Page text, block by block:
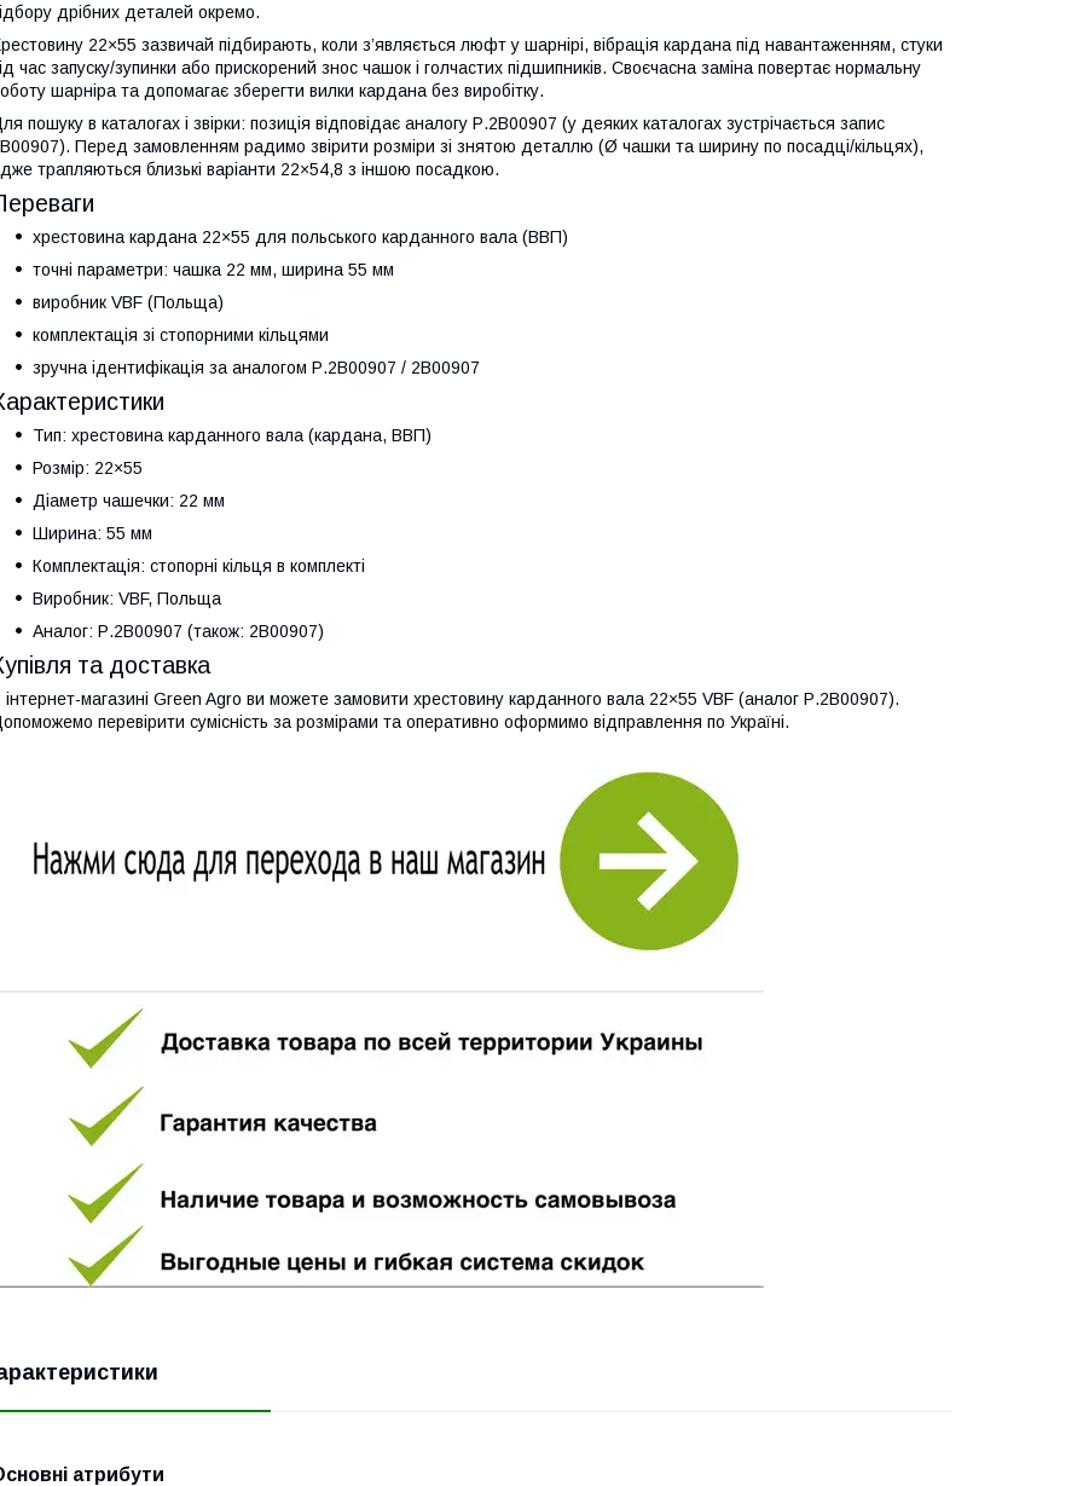
дрібних деталей окремо.
22×55 зазвичай підбирають, коли з’являється люфт у шарнірі, вібрація кардана під навантаженням, стуки
час запуску/зупинки або прискорений знос чашок і голчастих підшипників. Своєчасна заміна повертає нормальну
шарніра та допомагає зберегти вилки кардана без виробітку.
пошуку в каталогах і звірки: позиція відповідає аналогу Р.2В00907 (у деяких каталогах зустрічається запис
Перед замовленням радимо звірити розміри зі знятою деталлю (Ø чашки та ширину по посадці/кільцях),
трапляються близькі варіанти 22×54,8 з іншою посадкою.
хрестовина кардана 22×55 для польського карданного вала (ВВП)
точні параметри: чашка 22 мм, ширина 55 мм
виробник VBF (Польща)
комплектація зі стопорними кільцями
зручна ідентифікація за аналогом Р.2В00907 / 2B00907
Тип: хрестовина карданного вала (кардана, ВВП)
Розмір: 22×55
Діаметр чашечки: 22 мм
Ширина: 55 мм
Комплектація: стопорні кільця в комплекті
Виробник: VBF, Польща
Аналог: Р.2В00907 (також: 2B00907)
та доставка
інтернет-магазині Green Agro ви можете замовити хрестовину карданного вала 22×55 VBF (аналог Р.2В00907).
перевірити сумісність за розмірами та оперативно оформимо відправлення по Україні.
атрибути